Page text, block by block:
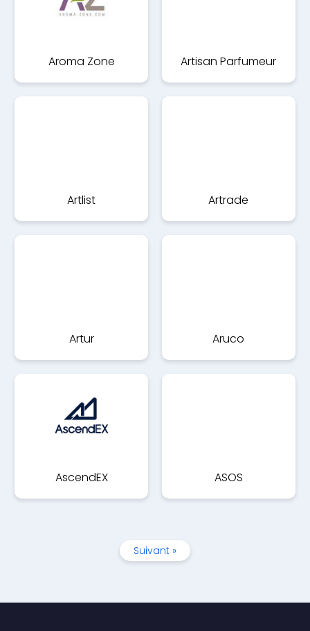
Aroma Zone Artisan Parfumeur
Artlist Artrade
Artur Aruco
AscendEX ASOS
Suivant »